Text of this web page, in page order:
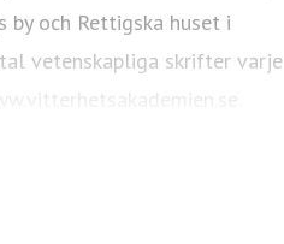
och Rettigska huset i
vetenskapliga skrifter varje